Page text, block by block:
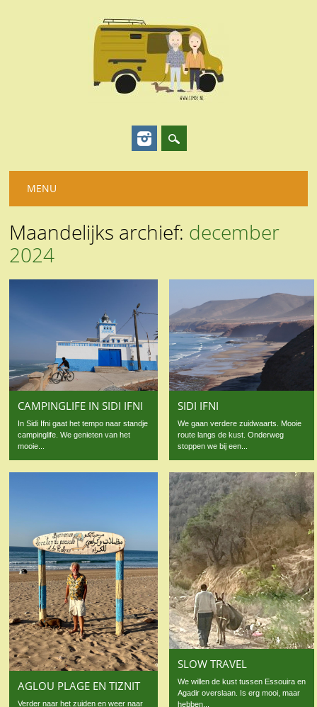
Hoofdmenu
naar
MENU
Maandelijks archief: december
2024
CAMPINGLIFE IN SIDI IFNI
In Sidi Ifni gaat het tempo naar standje
campinglife. We genieten van het
mooie...
SIDI IFNI
We gaan verdere zuidwaarts. Mooie
route langs de kust. Onderweg
stoppen we bij een...
AGLOU PLAGE EN TIZNIT
Verder naar het zuiden en weer naar
SLOW TRAVEL
We willen de kust tussen Essouira en
Agadir overslaan. Is erg mooi, maar
hebben...